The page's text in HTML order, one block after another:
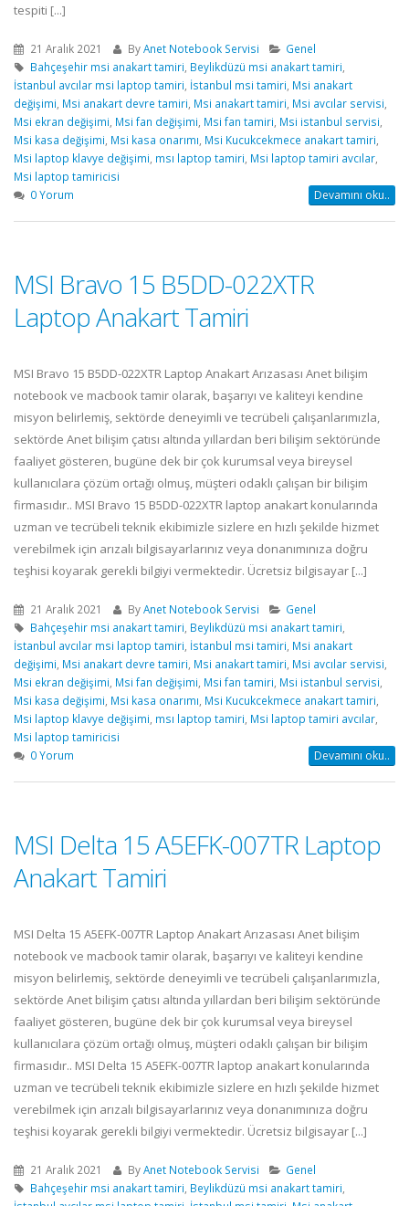
tespiti [...]
21 Aralık 2021 ByAnet Notebook Servisi
Genel
Bahçeşehir msi anakart tamiri Beylikdüzü msi anakart tamiri
İstanbul avcılar msi laptop tamiri İstanbul msi tamiri Msi anakart
değişimi Msi anakart devre tamiri Msi anakart tamiri Msi avcılar servisi
Msi ekran değişimi Msi fan değişimi Msi fan tamiri Msi istanbul servisi
Msi kasa değişimi Msi kasa onarımı Msi Kucukcekmece anakart tamiri
Msi laptop klavye değişimi msı laptop tamiri Msi laptop tamiri avcılar
Msi laptop tamiricisi
0 Yorum
Devamını oku..
MSI Bravo 15 B5DD-022XTR
Laptop Anakart Tamiri
MSI Bravo 15 B5DD-022XTR Laptop Anakart Arızasası Anet bilişim
notebook ve macbook tamir olarak, başarıyı ve kaliteyi kendine
misyon belirlemiş, sektörde deneyimli ve tecrübeli çalışanlarımızla,
sektörde Anet bilişim çatısı altında yıllardan beri bilişim sektöründe
faaliyet gösteren, bugüne dek bir çok kurumsal veya bireysel
kullanıcılara çözüm ortağı olmuş, müşteri odaklı çalışan bir bilişim
firmasıdır.. MSI Bravo 15 B5DD-022XTR laptop anakart konularında
uzman ve tecrübeli teknik ekibimizle sizlere en hızlı şekilde hizmet
verebilmek için arızalı bilgisayarlarınız veya donanımınıza doğru
teşhisi koyarak gerekli bilgiyi vermektedir. Ücretsiz bilgisayar [...]
21 Aralık 2021 ByAnet Notebook Servisi
Genel
Bahçeşehir msi anakart tamiri Beylikdüzü msi anakart tamiri
İstanbul avcılar msi laptop tamiri İstanbul msi tamiri Msi anakart
değişimi Msi anakart devre tamiri Msi anakart tamiri Msi avcılar servisi
Msi ekran değişimi Msi fan değişimi Msi fan tamiri Msi istanbul servisi
Msi kasa değişimi Msi kasa onarımı Msi Kucukcekmece anakart tamiri
Msi laptop klavye değişimi msı laptop tamiri Msi laptop tamiri avcılar
Msi laptop tamiricisi
0 Yorum
Devamını oku..
MSI Delta 15 A5EFK-007TR Laptop
Anakart Tamiri
MSI Delta 15 A5EFK-007TR Laptop Anakart Arızasası Anet bilişim
notebook ve macbook tamir olarak, başarıyı ve kaliteyi kendine
misyon belirlemiş, sektörde deneyimli ve tecrübeli çalışanlarımızla,
sektörde Anet bilişim çatısı altında yıllardan beri bilişim sektöründe
faaliyet gösteren, bugüne dek bir çok kurumsal veya bireysel
kullanıcılara çözüm ortağı olmuş, müşteri odaklı çalışan bir bilişim
firmasıdır.. MSI Delta 15 A5EFK-007TR laptop anakart konularında
uzman ve tecrübeli teknik ekibimizle sizlere en hızlı şekilde hizmet
verebilmek için arızalı bilgisayarlarınız veya donanımınıza doğru
teşhisi koyarak gerekli bilgiyi vermektedir. Ücretsiz bilgisayar [...]
21 Aralık 2021 ByAnet Notebook Servisi
Genel
Bahçeşehir msi anakart tamiri Beylikdüzü msi anakart tamiri